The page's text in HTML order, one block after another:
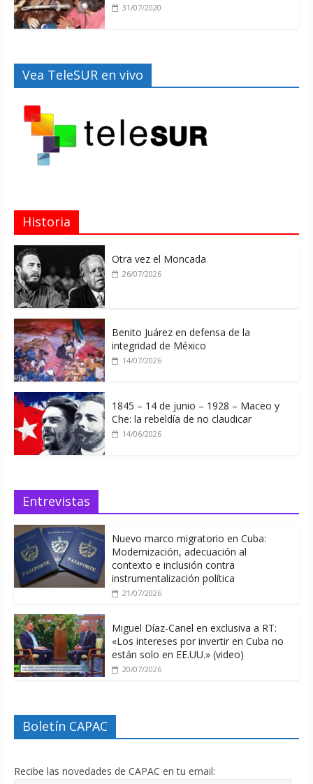
31/07/2020
Vea TeleSUR en vivo
Historia
Otra vez el Moncada
26/07/2026
Benito Juárez en defensa de la
integridad de México
14/07/2026
1845 – 14 de junio – 1928 – Maceo y
Che: la rebeldía de no claudicar
14/06/2026
Entrevistas
Nuevo marco migratorio en Cuba:
Modernización, adecuación al
contexto e inclusión contra
instrumentalización política
21/07/2026
Miguel Díaz-Canel en exclusiva a RT:
«Los intereses por invertir en Cuba no
están solo en EE.UU.» (video)
20/07/2026
Boletín CAPAC
Recibe las novedades de CAPAC en tu email: